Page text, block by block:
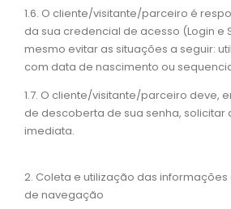
1.6. O cliente/visitante/parceiro é
da sua credencial de acesso (Login e
mesmo evitar as situações a seguir:
com data de nascimento ou
1.7. O cliente/visitante/parceiro deve,
de descoberta de sua senha, solicitar
imediata.
2. Coleta e utilização das
de navegação